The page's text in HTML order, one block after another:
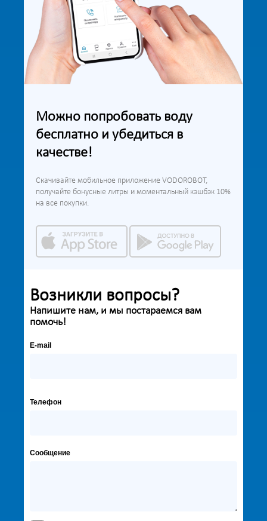
Можно попробовать воду
бесплатно и убедиться в
качестве!
Скачивайте мобильное приложение VODOROBOT,
получайте бонусные литры и моментальный кэшбэк 10%
на все покупки.
Возникли вопросы?
Напишите нам, и мы постараемся вам
помочь!
E-mail
Телефон
Сообщение